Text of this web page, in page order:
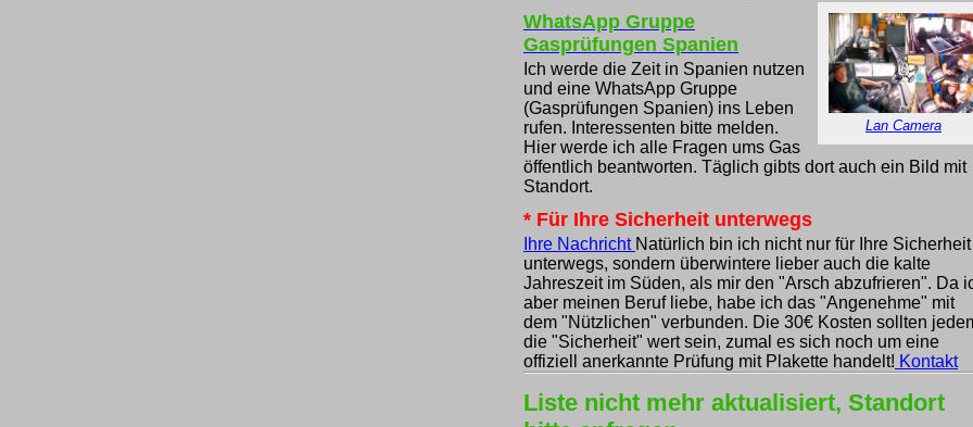
Lan Camera
WhatsApp Gruppe
Gasprüfungen Spanien
Ich werde die Zeit in Spanien nutzen
und eine WhatsApp Gruppe
(Gasprüfungen Spanien) ins Leben
rufen. Interessenten bitte melden.
Hier werde ich alle Fragen ums Gas
öffentlich beantworten. Täglich gibts dort auch ein Bild mit
Standort.
* Für Ihre Sicherheit unterwegs
Ihre Nachricht Natürlich bin ich nicht nur für Ihre Sicherheit
unterwegs, sondern überwintere lieber auch die kalte
Jahreszeit im Süden, als mir den "Arsch abzufrieren". Da
aber meinen Beruf liebe, habe ich das "Angenehme" mit
dem "Nützlichen" verbunden. Die 30€ Kosten sollten
die "Sicherheit" wert sein, zumal es sich noch um eine
offiziell anerkannte Prüfung mit Plakette handelt! Kontakt
Liste nicht mehr aktualisiert, Standort